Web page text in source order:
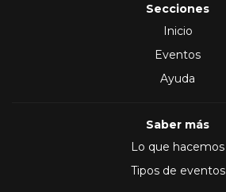
Secciones
Inicio
Eventos
Ayuda
Saber más
Lo que hacemos
Tipos de eventos